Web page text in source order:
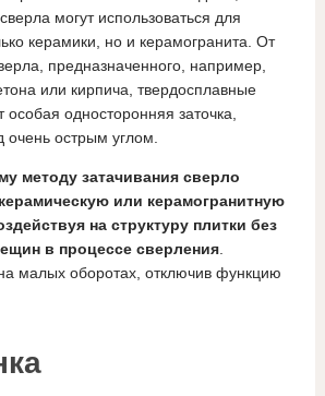
могут использоваться для
керамики, но и керамогранита. От
предназначенного, например,
или кирпича, твердосплавные
особая односторонняя заточка,
очень острым углом.
методу затачивания сверло
или керамогранитную
на структуру плитки без
в процессе сверления.
малых оборотах, отключив функцию